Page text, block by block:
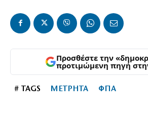
Προσθέστε την
προτιμώμενη πηγή
# TAGS ΜΕΤΡΗΤΑ ΦΠΑ